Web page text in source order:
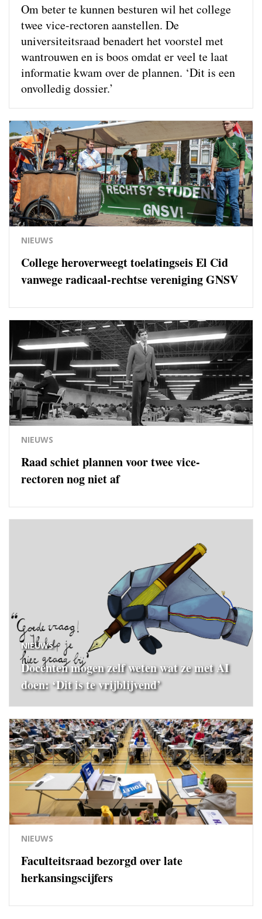
Om beter te kunnen besturen wil het college
twee vice-rectoren aanstellen. De
universiteitsraad benadert het voorstel met
wantrouwen en is boos omdat er veel te laat
informatie kwam over de plannen. ‘Dit is een
onvolledig dossier.’
NIEUWS
College heroverweegt toelatingseis El Cid
vanwege radicaal-rechtse vereniging GNSV
NIEUWS
Raad schiet plannen voor twee vice-
rectoren nog niet af
NIEUWS
Docenten mogen zelf weten wat ze met AI
doen: ‘Dit is te vrijblijvend’
NIEUWS
Faculteitsraad bezorgd over late
herkansingscijfers